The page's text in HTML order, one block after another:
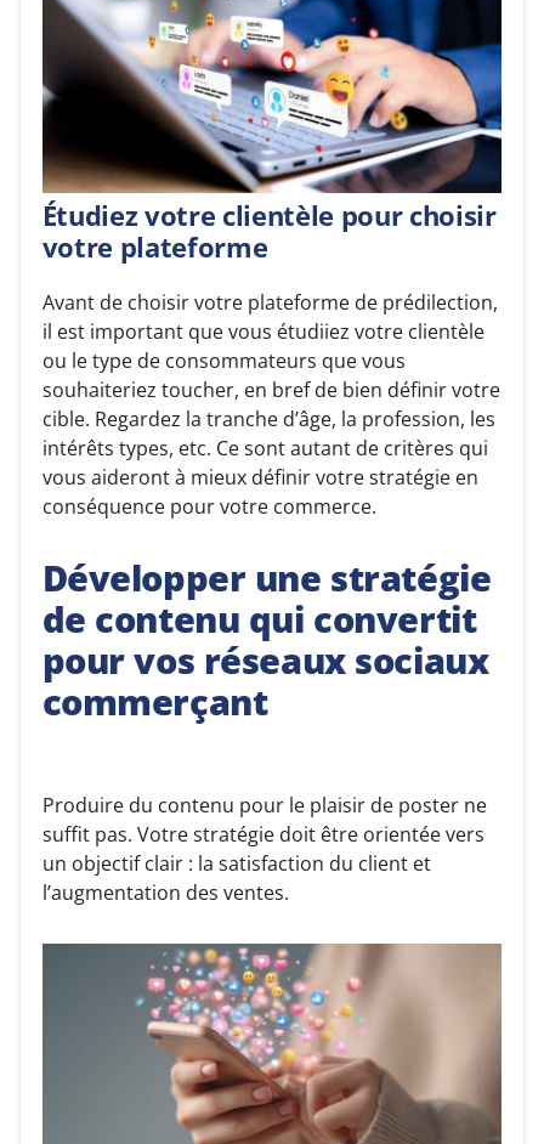
Étudiez votre clientèle pour choisir
votre plateforme
Avant de choisir votre plateforme de prédilection,
il est important que vous étudiiez votre clientèle
ou le type de consommateurs que vous
souhaiteriez toucher, en bref de bien définir votre
cible. Regardez la tranche d’âge, la profession, les
intérêts types, etc. Ce sont autant de critères qui
vous aideront à mieux définir votre stratégie en
conséquence pour votre commerce.
Développer une stratégie
de contenu qui convertit
pour vos réseaux sociaux
commerçant
Produire du contenu pour le plaisir de poster ne
suffit pas. Votre stratégie doit être orientée vers
un objectif clair : la satisfaction du client et
l’augmentation des ventes.